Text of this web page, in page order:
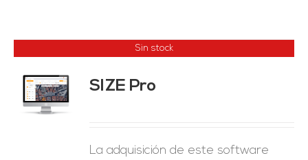
Sin stock
SIZE Pro
La adquisición de este software